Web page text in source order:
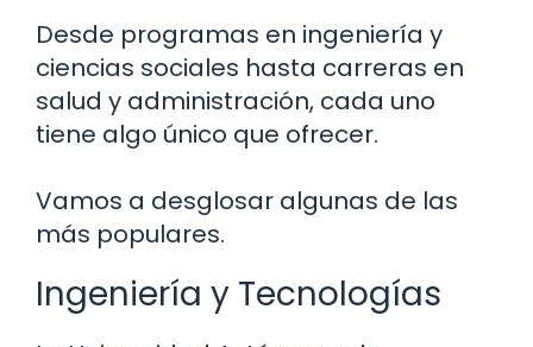
Desde programas en ingeniería y
ciencias sociales hasta carreras en
salud y administración, cada uno
tiene algo único que ofrecer.
Vamos a desglosar algunas de las
más populares.
Ingeniería y Tecnologías